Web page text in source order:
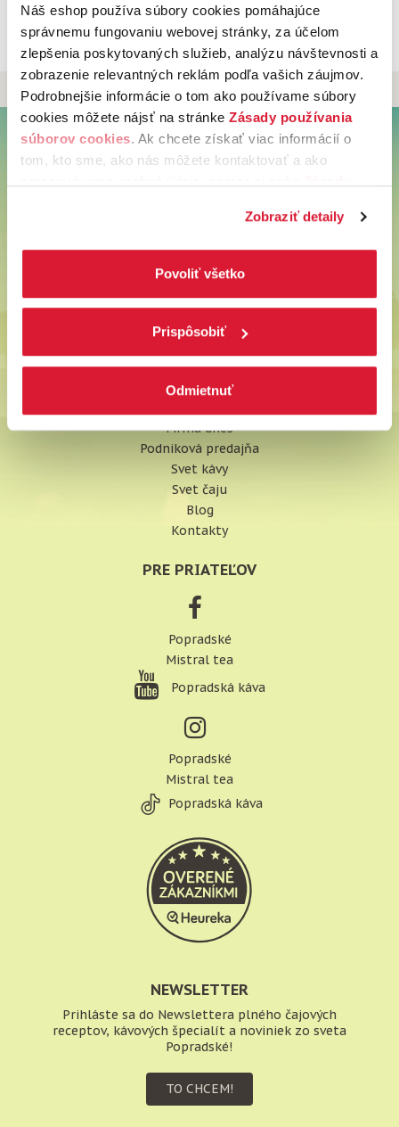
Náš eshop používa súbory cookies pomáhajúce
správnemu fungovaniu webovej stránky, za účelom
zlepšenia poskytovaných služieb, analýzu návštevnosti a
zobrazenie relevantných reklám podľa vašich záujmov.
Podrobnejšie informácie o tom ako používame súbory
cookies môžete nájsť na stránke Zásady používania
súborov cookies. Ak chcete získať viac informácií o
tom, kto sme, ako nás môžete kontaktovať a ako
„Povoliť všetko“ vyjadríte svoj súhlas s používaním
zamietnuť, upravte preferencie kliknutím na tlačítko
Zobraziť detaily
Povoliť všetko
Prispôsobiť
Odmietnuť
DOPRAVA NA SLOVENSKO ZDARMA PRI NÁKUPE NAD 49 €
Späť hore
UŽITOČNÉ INFORMÁCIE
Možnosti platby
Ochrana osobných údajov
Používanie súborov cookies
Vyhlásenie o prístupnosti
O NÁS
Firma dnes
Podniková predajňa
Svet kávy
Svet čaju
Blog
Kontakty
PRE PRIATEĽOV
Popradské
Mistral tea
Popradská káva
Popradské
Mistral tea
Popradská káva
NEWSLETTER
Prihláste sa do Newslettera plného čajových
receptov, kávových špecialít a noviniek zo sveta
Popradské!
TO CHCEM!